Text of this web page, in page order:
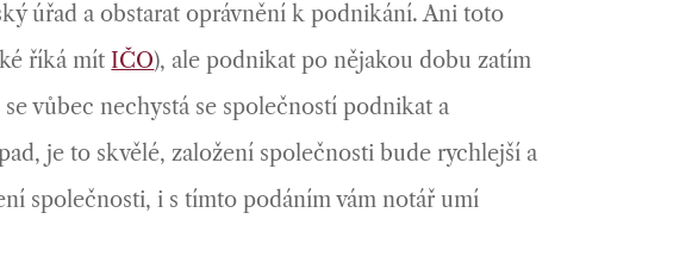
úřad a obstarat oprávnění k podnikání. Ani toto
říká mítIČO), ale podnikat po nějakou dobu zatím
vůbec nechystá se společností podnikat a
je to skvělé, založení společnosti bude rychlejší a
společnosti, i s tímto podáním vám notář umí